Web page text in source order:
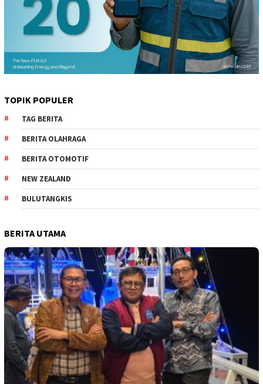
TOPIK POPULER
TAG BERITA
BERITA OLAHRAGA
BERITA OTOMOTIF
NEW ZEALAND
BULUTANGKIS
BERITA UTAMA